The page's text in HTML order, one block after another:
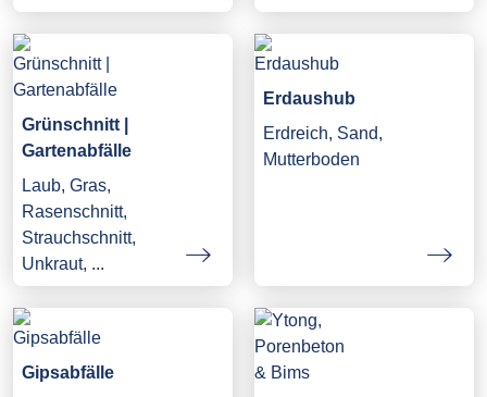
Grünschnitt |
Gartenabfälle
Laub, Gras,
Rasenschnitt,
Strauchschnitt,
Unkraut, ...
Erdaushub
Erdreich, Sand,
Mutterboden
Gipsabfälle